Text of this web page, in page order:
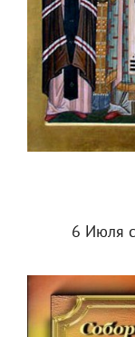
6 Июля